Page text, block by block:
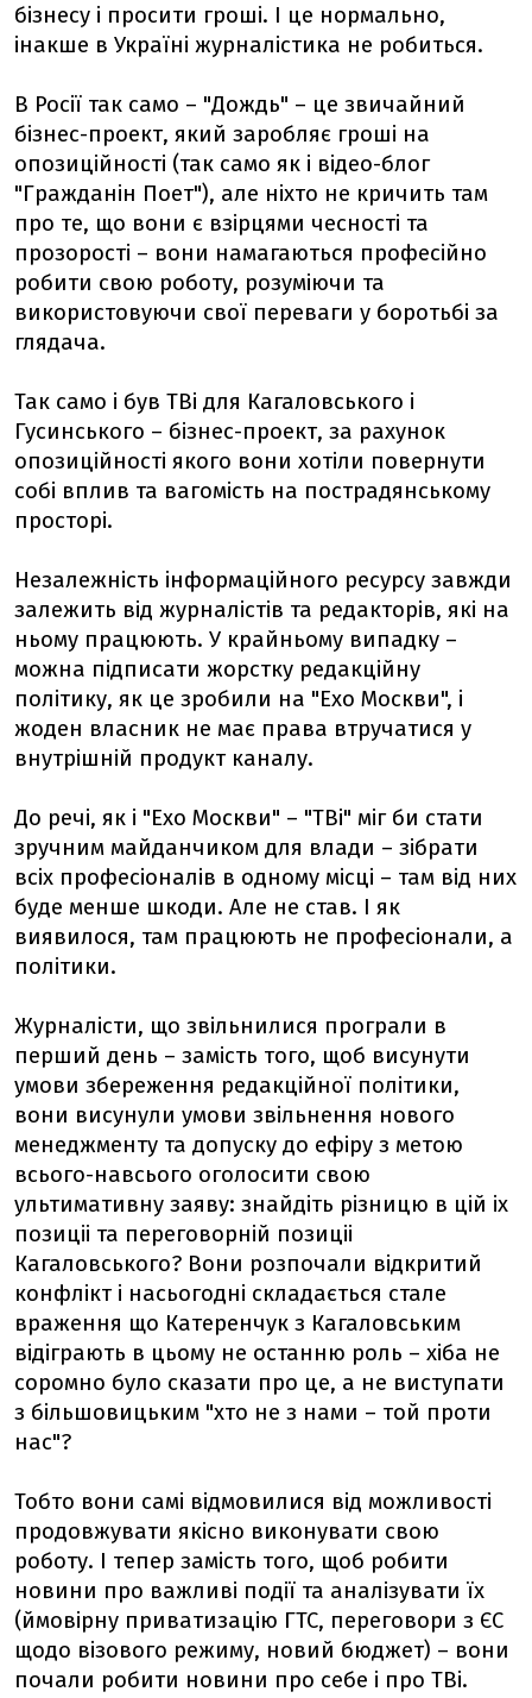
бізнесу і просити гроші. І це нормально,
інакше в Україні журналістика не робиться.
В Росії так само – "Дождь" – це звичайний
бізнес-проект, який заробляє гроші на
опозиційності (так само як і відео-блог
"Гражданін Поет"), але ніхто не кричить там
про те, що вони є взірцями чесності та
прозорості – вони намагаються професійно
робити свою роботу, розуміючи та
використовуючи свої переваги у боротьбі за
глядача.
Так само і був ТВі для Кагаловського і
Гусинського – бізнес-проект, за рахунок
опозиційності якого вони хотіли повернути
собі вплив та вагомість на пострадянському
просторі.
Незалежність інформаційного ресурсу завжди
залежить від журналістів та редакторів, які на
ньому працюють. У крайньому випадку –
можна підписати жорстку редакційну
політику, як це зробили на "Ехо Москви", і
жоден власник не має права втручатися у
внутрішній продукт каналу.
До речі, як і "Ехо Москви" – "ТВі" міг би стати
зручним майданчиком для влади – зібрати
всіх професіоналів в одному місці – там від них
буде менше шкоди. Але не став. І як
виявилося, там працюють не професіонали, а
політики.
Журналісти, що звільнилися програли в
перший день – замість того, щоб висунути
умови збереження редакційної політики,
вони висунули умови звільнення нового
менеджменту та допуску до ефіру з метою
всього-навсього оголосити свою
ультимативну заяву: знайдіть різницю в цій іх
позиціі та переговорній позиціі
Кагаловського? Вони розпочали відкритий
конфлікт і насьогодні складається стале
враження що Катеренчук з Кагаловським
відіграють в цьому не останню роль – хіба не
соромно було сказати про це, а не виступати
з більшовицьким "хто не з нами – той проти
нас"?
Тобто вони самі відмовилися від можливості
продовжувати якісно виконувати свою
роботу. І тепер замість того, щоб робити
новини про важливі події та аналізувати їх
(ймовірну приватизацію ГТС, переговори з ЄС
щодо візового режиму, новий бюджет) – вони
почали робити новини про себе і про ТВі.